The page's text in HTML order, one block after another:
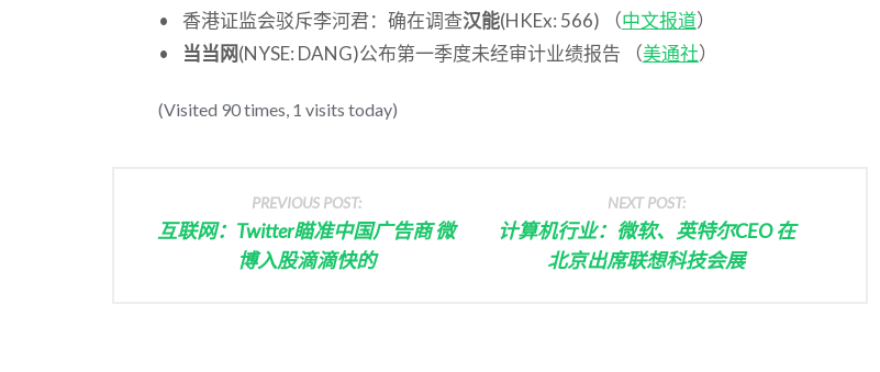
• 香港证监会驳斥李河君：确在调查汉能(HKEx: 566) （中文报道）
•
当当网(NYSE: DANG)公布第一季度未经审计业绩报告 （美通社）
(Visited 90 times, 1 visits today)
PREVIOUS POST:
互联网：Twitter瞄准中国广告商 微
博入股滴滴快的
NEXT POST:
计算机行业：微软、英特尔CEO 在
北京出席联想科技会展